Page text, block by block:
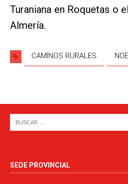
Turaniana en Roquetas o
Almería.
CAMINOS RURALES
SEDE PROVINCIAL